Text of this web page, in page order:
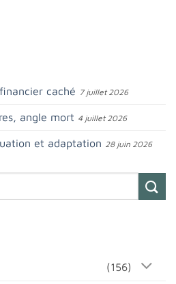
caché 7 juillet 2026
angle mort 4 juillet 2026
et adaptation 28 juin 2026
(156)